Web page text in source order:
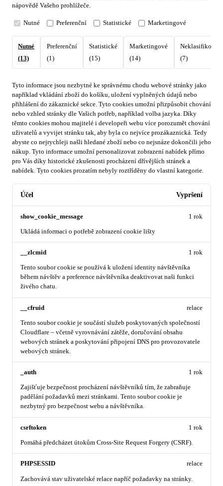
nápovědě Vašeho prohlížeče.
Nutné Preferenční Statistické Marketingové
Nutné
(13)
Preferenční
(1)
Statistické
(15)
Marketingové
(14)
(7)
Tyto informace jsou nezbytné ke správnému chodu webové stránky jako
například vkládání zboží do košíku, uložení vyplněných údajů nebo
přihlášení do zákaznické sekce. Tyto cookies umožní přizpůsobit chování
nebo vzhled stránky dle Vašich potřeb, například volba jazyka. Díky
těmto cookies mohou majitelé i developeři webu více porozumět chování
uživatelů a vyvijet stránku tak, aby byla co nejvíce prozákaznická. Tedy
abyste co nejrychleji našli hledané zboží nebo co nejsnáze dokončili jeho
nákup. Tyto informace umožní personalizovat zobrazení nabídek přímo
pro Vás díky historické zkušenosti procházení dřívějších stránek a
nabídek. Tyto cookies prozatím nebyly roztříděny do vlastní kategorie.
Účel Vypršení
show_cookie_message
Ukládá informaci o potřebě zobrazení cookie lišty
1 rok
__zlcmid
Tento soubor cookie se používá k uložení identity návštěvníka
během návštěv a preference návštěvníka deaktivovat naši funkci
živého chatu.
1 rok
__cfruid
Tento soubor cookie je součástí služeb poskytovaných společností
Cloudflare – včetně vyrovnávání zátěže, doručování obsahu
webových stránek a poskytování připojení DNS pro provozovatele
webových stránek.
relace
_auth
Zajišťuje bezpečnost procházení návštěvníků tím, že zabraňuje
padělání požadavků mezi stránkami. Tento soubor cookie je
nezbytný pro bezpečnost webu a návštěvníka.
1 rok
csrftoken
Pomáhá předcházet útokům Cross-Site Request Forgery (CSRF).
1 rok
PHPSESSID
Zachovává stav uživatelské relace napříč požadavky na stránky.
relace